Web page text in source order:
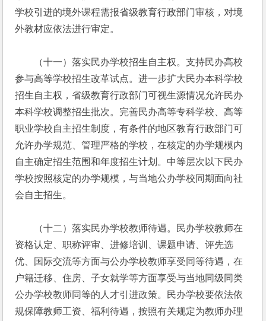
学校引进的境外课程需报省级教育行政部门审核，对境
外教材应依法进行审定。
（十一）落实民办学校招生自主权。支持民办高校
参与高等学校招生改革试点。进一步扩大民办本科学校
招生自主权，省级教育行政部门可视生源情况允许民办
本科学校调整招生批次。完善民办高等专科学校、高等
职业学校自主招生制度，有条件的地区教育行政部门可
允许办学规范、管理严格的学校，在核定的办学规模内
自主确定招生范围和年度招生计划。中等层次以下民办
学校按照核定的办学规模，与当地公办学校同期面向社
会自主招生。
（十二）落实民办学校教师待遇。民办学校教师在
资格认定、职称评审、进修培训、课题申请、评先选
优、国际交流等方面与公办学校教师享受同等待遇，在
户籍迁移、住房、子女就学等方面享受与当地同级同类
公办学校教师同等的人才引进政策。民办学校要依法依
规保障教师工资、福利待遇，按照有关规定为教师办理